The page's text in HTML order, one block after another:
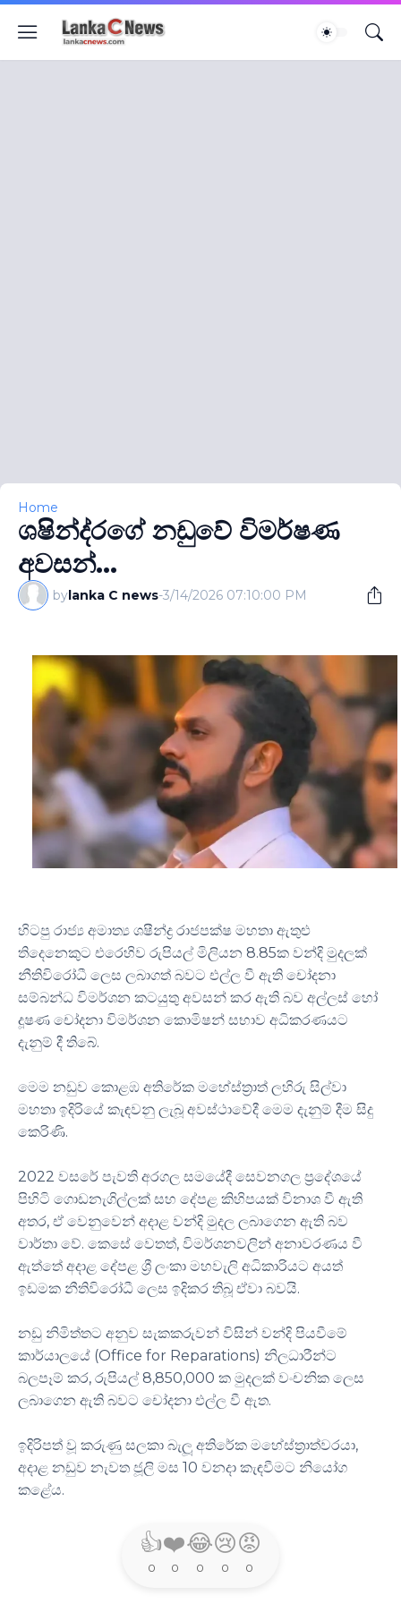
Home
ශෂින්ද‍්‍රගේ නඩුවේ විමර්ෂණ
අවසන්...
bylanka C news-3/14/2026 07:10:00 PM
හිටපු රාජ්‍ය අමාත්‍ය ශෂීන්ද්‍ර රාජපක්ෂ මහතා ඇතුළු
තිදෙනෙකුට එරෙහිව රුපියල් මිලියන 8.85ක වන්දි මුදලක්
නීතිවිරෝධී ලෙස ලබාගත් බවට එල්ල වී ඇති චෝදනා
සම්බන්ධ විමර්ශන කටයුතු අවසන් කර ඇති බව අල්ලස් හෝ
දූෂණ චෝදනා විමර්ශන කොමිෂන් සභාව අධිකරණයට
දැනුම් දී තිබේ.
මෙම නඩුව කොළඹ අතිරේක මහේස්ත්‍රාත් ලහිරු සිල්වා
මහතා ඉදිරියේ කැඳවනු ලැබූ අවස්ථාවේදී මෙම දැනුම් දීම සිදු
කෙරිණි.
2022 වසරේ පැවති අරගල සමයේදී සෙවනගල ප්‍රදේශයේ
පිහිටි ගොඩනැගිල්ලක් සහ දේපළ කිහිපයක් විනාශ වී ඇති
අතර, ඒ වෙනුවෙන් අදාළ වන්දි මුදල ලබාගෙන ඇති බව
වාර්තා වේ. කෙසේ වෙතත්, විමර්ශනවලින් අනාවරණය වී
ඇත්තේ අදාළ දේපළ ශ්‍රී ලංකා මහවැලි අධිකාරියට අයත්
ඉඩමක නීතිවිරෝධී ලෙස ඉදිකර තිබූ ඒවා බවයි.
නඩු නිමිත්තට අනුව සැකකරුවන් විසින් වන්දි පියවීමේ
කාර්යාලයේ (Office for Reparations) නිලධාරීන්ට
බලපෑම් කර, රුපියල් 8,850,000 ක මුදලක් වංචනික ලෙස
ලබාගෙන ඇති බවට චෝදනා එල්ල වී ඇත.
ඉදිරිපත් වූ කරුණු සලකා බැලූ අතිරේක මහේස්ත්‍රාත්වරයා,
අදාළ නඩුව නැවත ජූලි මස 10 වනදා කැඳවීමට නියෝග
කළේය.
👍
0
❤️
0
😂
0
😢
0
😡
0